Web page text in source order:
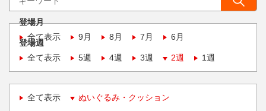
登場月
全て表示
9月 8月 7月 6月
登場週
全て表示
5週 4週 3週 2週 1週
全て表示 ぬいぐるみ・クッション